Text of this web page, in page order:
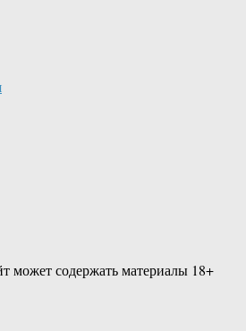
может содержать материалы 18+